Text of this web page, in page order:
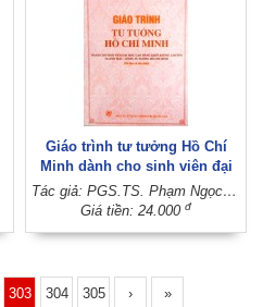
Giáo trình tư tưởng Hồ Chí
Minh dành cho sinh viên đại
học, cao đẳng khối không
chuyên ngành Mác - Lênin, tư
Tác giả: PGS.TS. Phạm Ngọc Anh
Giá tiền: 24.000 đ
303 304 305 › »